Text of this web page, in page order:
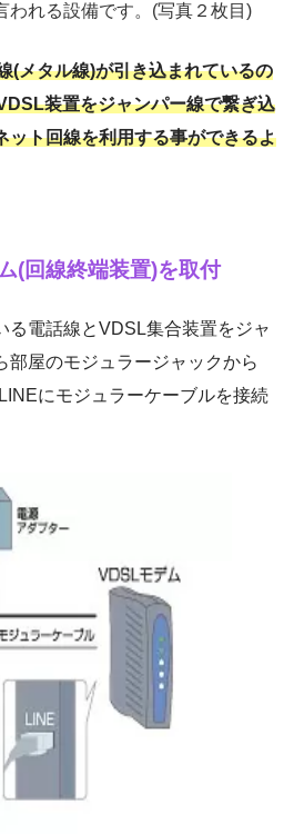
われる設備です。(写真２枚目)
(メタル線)が引き込まれているの
装置をジャンパー線で繋ぎ込
ット回線を利用する事ができるよ
(回線終端装置)を取付
る電話線とVDSL集合装置をジャ
部屋のモジュラージャックから
にモジュラーケーブルを接続